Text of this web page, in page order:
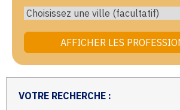
VOTRE RECHERCHE :